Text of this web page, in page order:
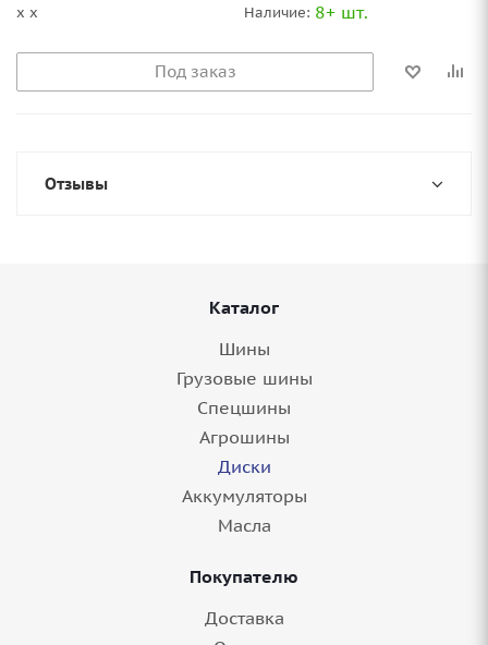
x x Наличие: 8+ шт.
Под заказ
Отзывы
Каталог
Шины
Грузовые шины
Спецшины
Агрошины
Диски
Аккумуляторы
Масла
Покупателю
Доставка